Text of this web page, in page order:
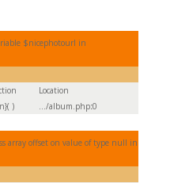
$nicephotourl in
Location
) .../album.php:0
array offset on value of type null in